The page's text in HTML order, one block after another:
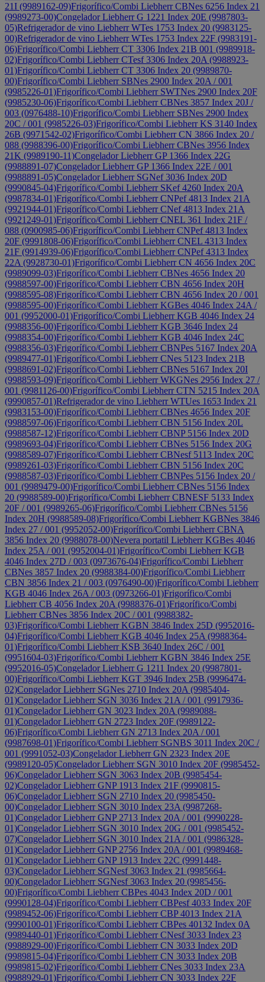
21I (9989162-09)Frigorífico/Combi Liebherr CBNes 6256 Index 21
(9989273-00)Congelador Liebherr G 1221 Index 20E (9987803-
05)Refrigerador de vino Liebherr WTes 1753 Index 20 (9983125-
00)Refrigerador de vino Liebherr WTes 1753 Index 22F (9983191-
06)Frigorífico/Combi Liebherr CT 3306 Index 21B 001 (9989918-
02)Frigorífico/Combi Liebherr CTesf 3306 Index 20A (9988923-
01)Frigorífico/Combi Liebherr CT 3306 Index 20 (9989870-
00)Frigorífico/Combi Liebherr SBNes 2900 Index 20A / 001
(9985226-01)Frigorífico/Combi Liebherr SWTNes 2900 Index 20F
(9985230-06)Frigorífico/Combi Liebherr CBNes 3857 Index 20J /
003 (0976488-10)Frigorífico/Combi Liebherr SBNes 2900 Index
20C / 001 (9985226-03)Frigorífico/Combi Liebherr KS 3140 Index
26B (9971542-02)Frigorífico/Combi Liebherr CN 3866 Index 20 /
088 (9988396-00)Frigorífico/Combi Liebherr CBNes 3956 Index
21K (9989190-11)Congelador Liebherr GP 1366 Index 22G
(9988891-07)Congelador Liebherr GP 1366 Index 22E / 001
(9988891-05)Congelador Liebherr SGNef 3036 Index 20D
(9990845-04)Frigorífico/Combi Liebherr SKef 4260 Index 20A
(9987834-01)Frigorífico/Combi Liebherr CNPef 4813 Index 21A
(9921944-01)Frigorífico/Combi Liebherr CNef 4813 Index 21A
(9921249-01)Frigorífico/Combi Liebherr CNEL 361 Index 21F /
088 (0900985-06)Frigorífico/Combi Liebherr CNPef 4813 Index
20F (9991808-06)Frigorífico/Combi Liebherr CNEL 4313 Index
21F (9914939-06)Frigorífico/Combi Liebherr CNPef 4313 Index
22A (9928730-01)Frigorífico/Combi Liebherr CN 4656 Index 20C
(9989099-03)Frigorífico/Combi Liebherr CBNes 4656 Index 20
(9988597-00)Frigorífico/Combi Liebherr CBN 4656 Index 20H
(9988595-08)Frigorífico/Combi Liebherr CBN 4656 Index 20 / 001
(9988595-00)Frigorífico/Combi Liebherr KGBes 4046 Index 24A /
001 (9952000-01)Frigorífico/Combi Liebherr KGB 4046 Index 24
(9988356-00)Frigorífico/Combi Liebherr KGB 3646 Index 24
(9988354-00)Frigorífico/Combi Liebherr KGB 4046 Index 24C
(9988356-03)Frigorífico/Combi Liebherr CBNPes 5167 Index 20A
(9989477-01)Frigorífico/Combi Liebherr CNes 5123 Index 21B
(9988691-02)Frigorífico/Combi Liebherr CBNes 5167 Index 20I
(9988593-09)Frigorífico/Combi Liebherr WKGNes 2956 Index 27 /
001 (9981126-00)Frigorífico/Combi Liebherr CTN 5215 Index 20A
(9990857-01)Refrigerador de vino Liebherr WTUes 1653 Index 21
(9983153-00)Frigorífico/Combi Liebherr CBNes 4656 Index 20F
(9988597-06)Frigorífico/Combi Liebherr CBN 5156 Index 20L
(9988587-12)Frigorífico/Combi Liebherr CBNP 5156 Index 20D
(9989693-04)Frigorífico/Combi Liebherr CBNes 5156 Index 20G
(9988589-07)Frigorífico/Combi Liebherr CBNesf 5113 Index 20C
(9989261-03)Frigorífico/Combi Liebherr CBN 5156 Index 20C
(9988587-03)Frigorífico/Combi Liebherr CBNPes 5156 Index 20 /
001 (9989479-00)Frigorífico/Combi Liebherr CBNes 5156 Index
20 (9988589-00)Frigorífico/Combi Liebherr CBNESF 5133 Index
20F / 001 (9989265-06)Frigorífico/Combi Liebherr CBNes 5156
Index 20H (9988589-08)Frigorífico/Combi Liebherr KGBNes 3846
Index 27 / 001 (9952052-00)Frigorífico/Combi Liebherr CBNA
3856 Index 20 (9988078-00)Nevera portatil Liebherr KGBes 4046
Index 25A / 001 (9952004-01)Frigorífico/Combi Liebherr KGB
4046 Index 27D / 003 (0973676-04)Frigorífico/Combi Liebherr
CBNes 3857 Index 20 (9988384-00)Frigorífico/Combi Liebherr
CBN 3856 Index 21 / 003 (0976490-00)Frigorífico/Combi Liebherr
KGB 4046 Index 26A / 003 (0973266-01)Frigorífico/Combi
Liebherr CB 4056 Index 20A (9988376-01)Frigorífico/Combi
Liebherr CBNes 3856 Index 20C / 001 (9988382-
03)Frigorífico/Combi Liebherr KGBN 3846 Index 25D (9952016-
04)Frigorífico/Combi Liebherr KGB 4046 Index 25A (9988364-
01)Frigorífico/Combi Liebherr KSB 3640 Index 26C / 001
(9951604-03)Frigorífico/Combi Liebherr KGBN 3846 Index 25E
(9952016-05)Congelador Liebherr G 1211 Index 20 (9987801-
00)Frigorífico/Combi Liebherr KGT 3946 Index 25B (9996474-
02)Congelador Liebherr SGNes 2710 Index 20A (9985404-
01)Congelador Liebherr SGN 3036 Index 21A / 001 (9917936-
01)Congelador Liebherr GN 3023 Index 20A (9989088-
01)Congelador Liebherr GN 2723 Index 20F (9989122-
06)Frigorífico/Combi Liebherr GN 2713 Index 20A / 001
(9987698-01)Frigorífico/Combi Liebherr SGNBS 3011 Index 20C /
001 (9991052-03)Congelador Liebherr GN 2323 Index 20E
(9989120-05)Congelador Liebherr SGN 3010 Index 20F (9985452-
06)Congelador Liebherr SGN 3063 Index 20B (9985454-
02)Congelador Liebherr GNP 1913 Index 21F (9990815-
06)Congelador Liebherr SGN 2710 Index 20 (9985450-
00)Congelador Liebherr SGN 3010 Index 23A (9987268-
01)Congelador Liebherr GNP 2713 Index 20A / 001 (9990228-
01)Congelador Liebherr SGN 3010 Index 20G / 001 (9985452-
07)Congelador Liebherr SGN 3010 Index 21A / 001 (9986328-
01)Congelador Liebherr GNP 2756 Index 20A / 001 (9989468-
01)Congelador Liebherr GNP 1913 Index 22C (9991448-
03)Congelador Liebherr SGNesf 3063 Index 21 (9985664-
00)Congelador Liebherr SGNesf 3063 Index 20 (9985456-
00)Frigorífico/Combi Liebherr CBPes 4043 Index 20D / 001
(9990128-04)Frigorífico/Combi Liebherr CBPesf 4033 Index 20F
(9989452-06)Frigorífico/Combi Liebherr CBP 4013 Index 21A
(9990100-01)Frigorífico/Combi Liebherr CBPes 40132 Index 0A
(9989440-01)Frigorífico/Combi Liebherr CNesf 3033 Index 23
(9988929-00)Frigorífico/Combi Liebherr CN 3033 Index 20D
(9989815-04)Frigorífico/Combi Liebherr CN 3033 Index 20B
(9989815-02)Frigorífico/Combi Liebherr CNes 3033 Index 23A
(9988929-01)Frigorífico/Combi Liebherr CN 3033 Index 22F